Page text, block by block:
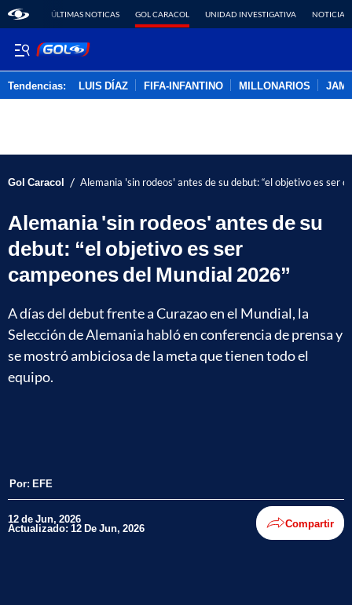
ÚLTIMAS NOTICAS GOL CARACOL UNIDAD INVESTIGATIVA NOTICIAS
Tendencias: LUIS DÍAZ FIFA-INFANTINO MILLONARIOS
Gol Caracol / Alemania 'sin rodeos' antes de su debut: “el objetivo es ser
Alemania 'sin rodeos' antes de su
debut: “el objetivo es ser
campeones del Mundial 2026”
A días del debut frente a Curazao en el Mundial, la
Selección de Alemania habló en conferencia de prensa y
se mostró ambiciosa de la meta que tienen todo el
equipo.
Por: EFE
12 de Jun, 2026
Actualizado: 12 De Jun, 2026 Compartir